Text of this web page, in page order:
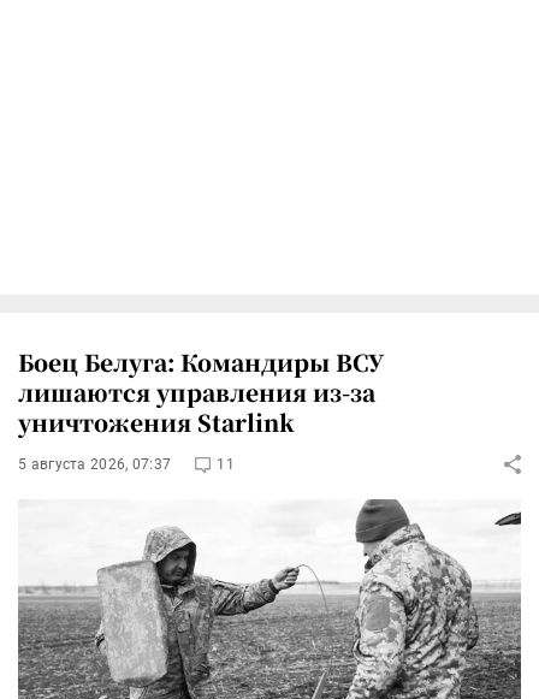
Боец Белуга: Командиры ВСУ
лишаются управления из-за
уничтожения Starlink
5 августа 2026, 07:37 11